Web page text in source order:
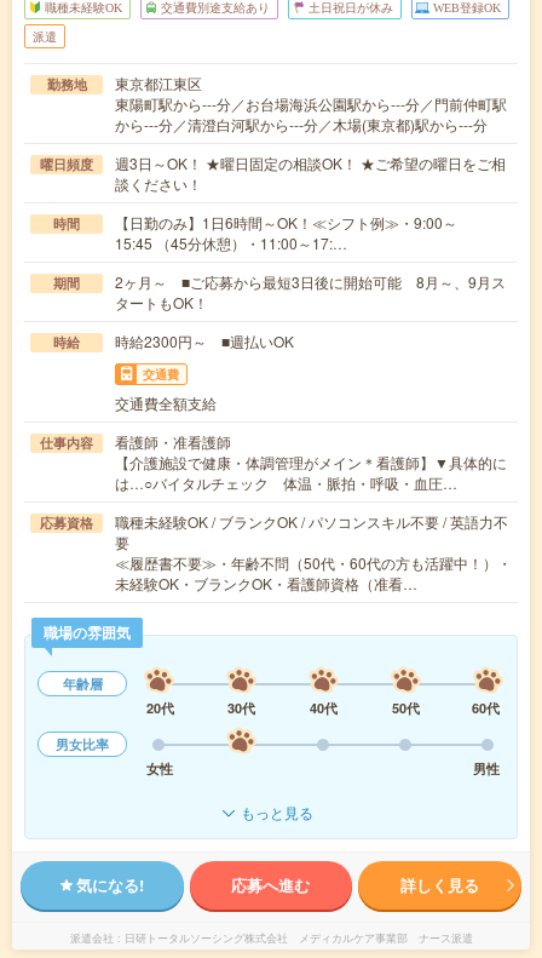
職種未経験OK 交通費別途支給あり 土日祝日が休み WEB登録OK
派遣
勤務地
東京都江東区
東陽町駅から---分／お台場海浜公園駅から---分／門前仲町駅
から---分／清澄白河駅から---分／木場(東京都)駅から---分
曜日頻度
週3日～OK！ ★曜日固定の相談OK！ ★ご希望の曜日をご相
談ください！
時間
【日勤のみ】1日6時間～OK！≪シフト例≫・9:00～
15:45 （45分休憩）・11:00～17:…
期間
2ヶ月～ ■ご応募から最短3日後に開始可能 8月～、9月ス
タートもOK！
時給 時給2300円～ ■週払いOK
交通費
交通費全額支給
仕事内容
看護師・准看護師
【介護施設で健康・体調管理がメイン＊看護師】▼具体的に
は…○バイタルチェック 体温・脈拍・呼吸・血圧…
応募資格
職種未経験OK / ブランクOK / パソコンスキル不要 / 英語力不
要
≪履歴書不要≫・年齢不問（50代・60代の方も活躍中！）・
未経験OK・ブランクOK・看護師資格（准看…
職場の雰囲気
年齢層
20代
30代 40代 50代
60代
男女比率
女性
男性
もっと見る
気になる! 応募へ進む 詳しく見る
派遣会社 日研トータルソーシング株式会社 メディカルケア事業部 ナース派遣